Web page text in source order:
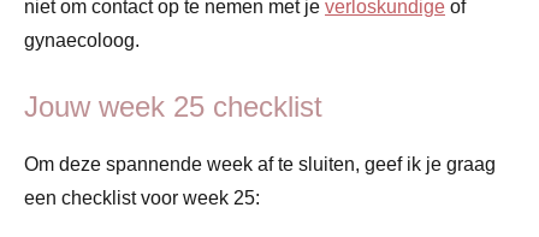
niet om contact op te nemen met je verloskundige of
gynaecoloog.
Jouw week 25 checklist
Om deze spannende week af te sluiten, geef ik je graag
een checklist voor week 25: